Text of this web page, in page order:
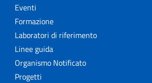
Eventi
Formazione
Laboratori di riferimento
Linee guida
Organismo Notificato
Progetti